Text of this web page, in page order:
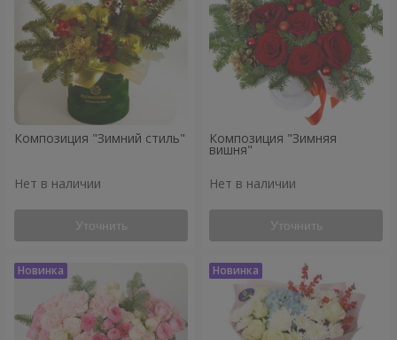
Композиция "Зимний стиль"
Нет в наличии
Уточнить
Композиция "Зимняя
вишня"
Нет в наличии
Уточнить